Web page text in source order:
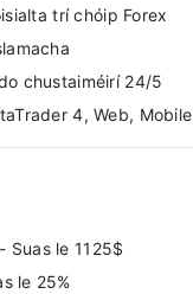
trí chóip Forex
chustaiméirí 24/5
4, Web, Mobile
Suas le 1125$
le 25%